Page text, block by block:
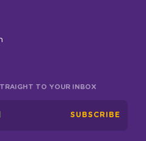
TO YOUR INBOX
SUBSCRIBE